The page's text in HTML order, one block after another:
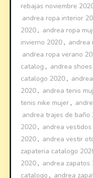
rebajas noviembre
andrea ropa interior
2020 , andrea ropa
invierno 2020 , andrea
andrea ropa verano
catalog , andrea
catalogo 2020 ,
2020 , andrea tenis
tenis nike mujer ,
andrea trajes de baño
2020 , andrea
2020 , andrea vestir
zapateria catalogo
2020 , andrea zapatos
catalogo , andrea